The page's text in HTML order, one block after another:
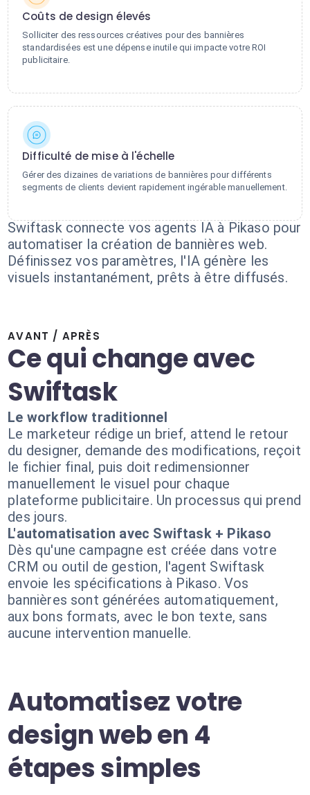
Coûts de design élevés
Solliciter des ressources créatives pour des bannières
standardisées est une dépense inutile qui impacte votre ROI
publicitaire.
Difficulté de mise à l'échelle
Gérer des dizaines de variations de bannières pour différents
segments de clients devient rapidement ingérable manuellement.
Swiftask connecte vos agents IA à Pikaso pour
automatiser la création de bannières web.
Définissez vos paramètres, l'IA génère les
visuels instantanément, prêts à être diffusés.
AVANT / APRÈS
Ce qui change avec
Swiftask
Le workflow traditionnel
Le marketeur rédige un brief, attend le retour
du designer, demande des modifications, reçoit
le fichier final, puis doit redimensionner
manuellement le visuel pour chaque
plateforme publicitaire. Un processus qui prend
des jours.
L'automatisation avec Swiftask + Pikaso
Dès qu'une campagne est créée dans votre
CRM ou outil de gestion, l'agent Swiftask
envoie les spécifications à Pikaso. Vos
bannières sont générées automatiquement,
aux bons formats, avec le bon texte, sans
aucune intervention manuelle.
Automatisez votre
design web en 4
étapes simples